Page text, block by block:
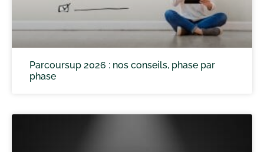
Parcoursup 2026 : nos conseils, phase par
phase